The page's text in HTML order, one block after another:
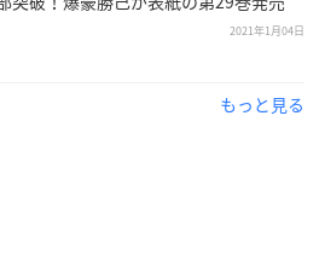
2021
2021年1月04日
もっと見る